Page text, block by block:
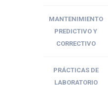
MANTENIMIENTO
PREDICTIVO Y
CORRECTIVO
PRÁCTICAS DE
LABORATORIO